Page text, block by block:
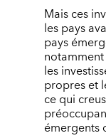
Mais ces
les pays
pays
les
propres et
ce qui
émergents